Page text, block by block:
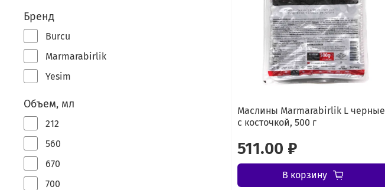
Маслины Marmarabirlik L черные
с косточкой, 500 г
511.00 ₽
В корзину
Бренд
Burcu
Marmarabirlik
Yesim
Объем, мл
212
560
670
700